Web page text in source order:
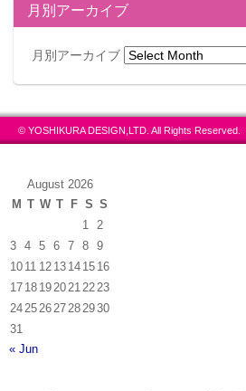
月別アーカイブ
月別アーカイブ
© YOSHIKURA DESIGN,LTD. All Rights Reserved.
August 2026
M T W T F S S
1
2
3
4 5 6 7 8
9
10 11 12 13 14 15 16
17 18 19 20 21 22 23
24 25 26 27 28 2930
31
« Jun